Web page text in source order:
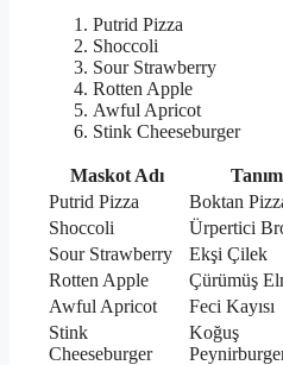
Putrid Pizza
Shoccoli
Sour Strawberry
Rotten Apple
Awful Apricot
Stink Cheeseburger
Maskot Adı
Putrid Pizza
Boktan
Shoccoli
Ürpertici
Sour Strawberry
Ekşi Çilek
Rotten Apple
Çürümüş
Awful Apricot
Feci Kayısı
Stink
Cheeseburger
Koğuş